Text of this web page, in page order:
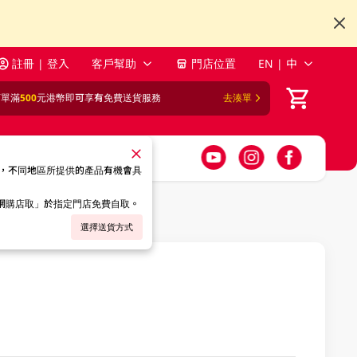
註冊 | 登入 客戶幫助 門店位置 EN | 中
滿500元港幣即可享有免費送貨服務 去湊單
不同地區所提供的產品有機會具
店取」於指定門店免費自取。
選擇送貨方式